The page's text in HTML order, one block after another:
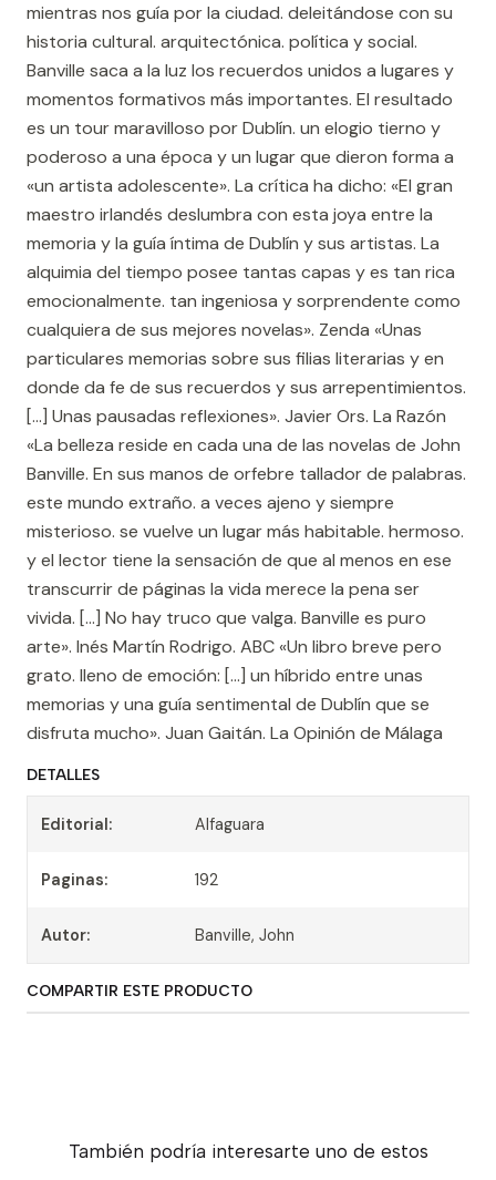
mientras nos guía por la ciudad. deleitándose con su
historia cultural. arquitectónica. política y social.
Banville saca a la luz los recuerdos unidos a lugares y
momentos formativos más importantes. El resultado
es un tour maravilloso por Dublín. un elogio tierno y
poderoso a una época y un lugar que dieron forma a
«un artista adolescente». La crítica ha dicho: «El gran
maestro irlandés deslumbra con esta joya entre la
memoria y la guía íntima de Dublín y sus artistas. La
alquimia del tiempo posee tantas capas y es tan rica
emocionalmente. tan ingeniosa y sorprendente como
cualquiera de sus mejores novelas». Zenda «Unas
particulares memorias sobre sus filias literarias y en
donde da fe de sus recuerdos y sus arrepentimientos.
[...] Unas pausadas reflexiones». Javier Ors. La Razón
«La belleza reside en cada una de las novelas de John
Banville. En sus manos de orfebre tallador de palabras.
este mundo extraño. a veces ajeno y siempre
misterioso. se vuelve un lugar más habitable. hermoso.
y el lector tiene la sensación de que al menos en ese
transcurrir de páginas la vida merece la pena ser
vivida. [...] No hay truco que valga. Banville es puro
arte». Inés Martín Rodrigo. ABC «Un libro breve pero
grato. lleno de emoción: […] un híbrido entre unas
memorias y una guía sentimental de Dublín que se
disfruta mucho». Juan Gaitán. La Opinión de Málaga
DETALLES
Editorial: Alfaguara
Paginas: 192
Autor: Banville, John
COMPARTIR ESTE PRODUCTO
También podría interesarte uno de estos